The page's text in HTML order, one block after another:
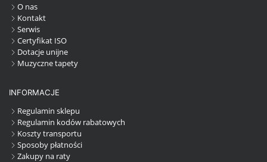
O nas
Kontakt
Serwis
Certyfikat ISO
Dotacje unijne
Muzyczne tapety
INFORMACJE
Regulamin sklepu
Regulamin kodów rabatowych
Koszty transportu
Sposoby płatności
Zakupy na raty